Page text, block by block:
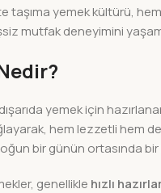
taşıma yemek kültürü,
mutfak deneyimini
yemek için
hem lezzetli hem
bir günün ortasında
genellikle hızlı